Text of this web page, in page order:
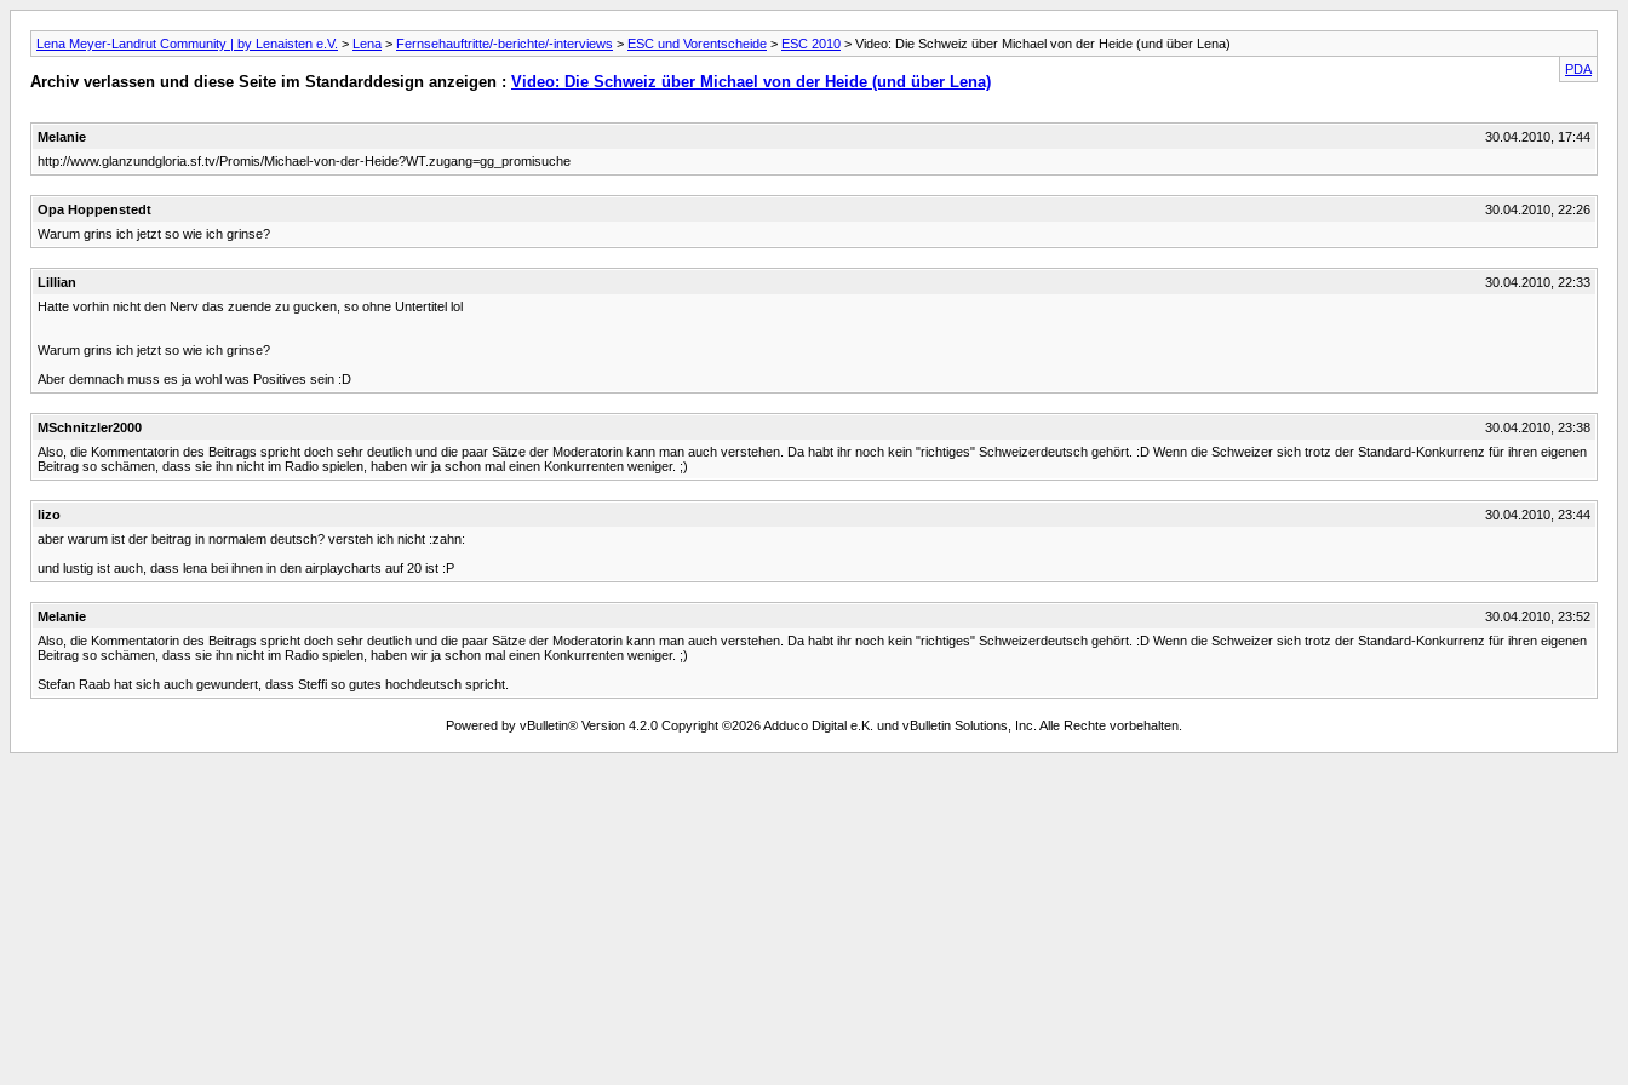
Lena Meyer-Landrut Community | by Lenaisten e.V. > Lena > Fernsehauftritte/-berichte/-interviews > ESC und Vorentscheide > ESC 2010 > Video: Die Schweiz über Michael von der Heide (und über Lena)
PDA
Archiv verlassen und diese Seite im Standarddesign anzeigen : Video: Die Schweiz über Michael von der Heide (und über Lena)
Melanie
30.04.2010, 17:44
http://www.glanzundgloria.sf.tv/Promis/Michael-von-der-Heide?WT.zugang=gg_promisuche
Opa Hoppenstedt
30.04.2010, 22:26
Warum grins ich jetzt so wie ich grinse?
Lillian
30.04.2010, 22:33
Hatte vorhin nicht den Nerv das zuende zu gucken, so ohne Untertitel lol
Warum grins ich jetzt so wie ich grinse?
Aber demnach muss es ja wohl was Positives sein :D
MSchnitzler2000
30.04.2010, 23:38
Also, die Kommentatorin des Beitrags spricht doch sehr deutlich und die paar Sätze der Moderatorin kann man auch verstehen. Da habt ihr noch kein "richtiges" Schweizerdeutsch gehört. :D Wenn die Schweizer sich trotz der Standard-Konkurrenz für ihren eigenen
Beitrag so schämen, dass sie ihn nicht im Radio spielen, haben wir ja schon mal einen Konkurrenten weniger. ;)
lizo
30.04.2010, 23:44
aber warum ist der beitrag in normalem deutsch? versteh ich nicht :zahn:
und lustig ist auch, dass lena bei ihnen in den airplaycharts auf 20 ist :P
Melanie
30.04.2010, 23:52
Also, die Kommentatorin des Beitrags spricht doch sehr deutlich und die paar Sätze der Moderatorin kann man auch verstehen. Da habt ihr noch kein "richtiges" Schweizerdeutsch gehört. :D Wenn die Schweizer sich trotz der Standard-Konkurrenz für ihren eigenen
Beitrag so schämen, dass sie ihn nicht im Radio spielen, haben wir ja schon mal einen Konkurrenten weniger. ;)
Stefan Raab hat sich auch gewundert, dass Steffi so gutes hochdeutsch spricht.
Powered by vBulletin® Version 4.2.0 Copyright ©2026 Adduco Digital e.K. und vBulletin Solutions, Inc. Alle Rechte vorbehalten.